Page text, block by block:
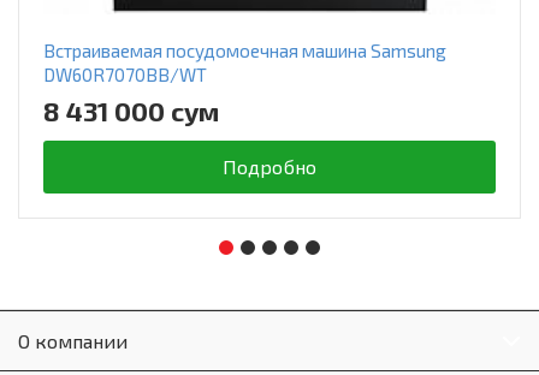
Встраиваемая посудомоечная машина Samsung
DW60R7070BB/WT
8 431 000 сум
Подробно
О компании